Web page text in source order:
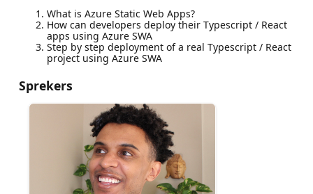
What is Azure Static Web Apps?
How can developers deploy their Typescript / React
apps using Azure SWA
Step by step deployment of a real Typescript / React
project using Azure SWA
Sprekers